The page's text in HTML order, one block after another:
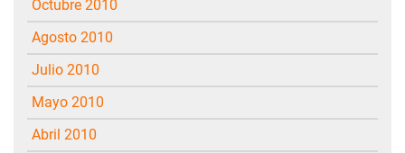
octubre 2010
agosto 2010
julio 2010
mayo 2010
abril 2010